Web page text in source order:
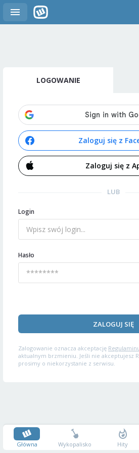
LOGOWANIE
Zaloguj się z
Zaloguj się z
LUB
Login
Hasło
ZALOGUJ SIĘ
Zalogowanie oznacza akceptację
aktualnym brzmieniu. Jeśli nie akceptujesz
prosimy o niekorzystanie z serwisu.
Główna Wykopalisko Hity